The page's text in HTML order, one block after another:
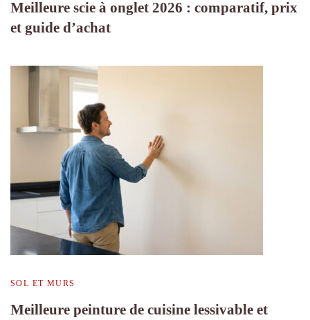
Meilleure scie à onglet 2026 : comparatif, prix
et guide d’achat
SOL ET MURS
Meilleure peinture de cuisine lessivable et